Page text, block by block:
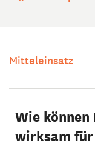
Mitteleinsatz
Wie
wirksam